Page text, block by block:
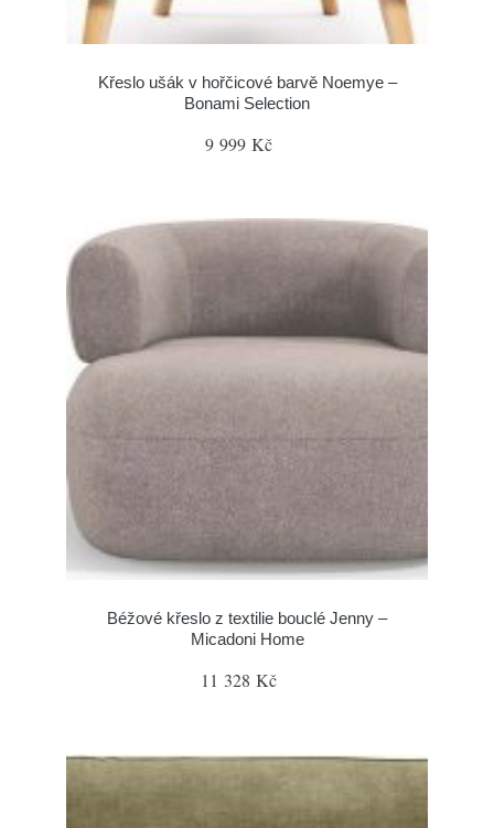
Křeslo ušák v hořčicové barvě Noemye –
Bonami Selection
9 999 Kč
Béžové křeslo z textilie bouclé Jenny –
Micadoni Home
11 328 Kč